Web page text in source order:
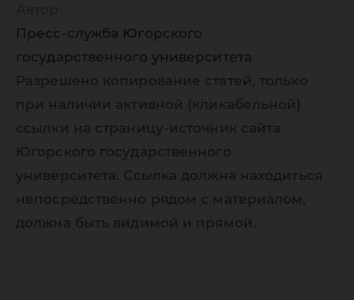
Пресс-служба Югорского
государственного университета
Разрешено копирование статей, только
при наличии активной (кликабельной)
ссылки на страницу-источник сайта
Югорского государственного
университета. Ссылка должна находиться
непосредственно рядом с материалом,
должна быть видимой и прямой.